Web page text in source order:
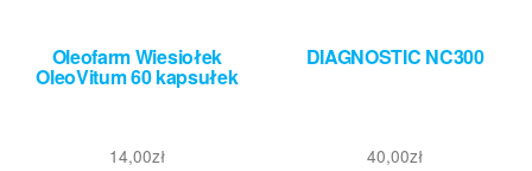
Oleofarm Wiesiołek
OleoVitum 60 kapsułek
14,00zł
DIAGNOSTIC NC300
40,00zł